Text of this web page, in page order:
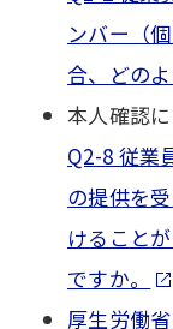
ンバー（
合、どの
本人確認
Q2-8 従業
の提供を
けること
ですか。
厚生労働